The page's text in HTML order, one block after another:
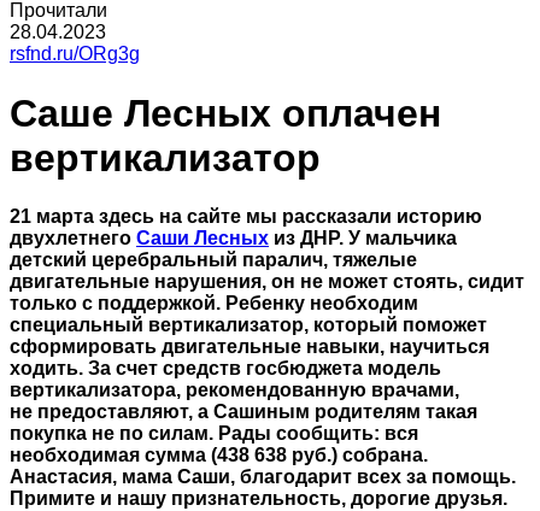
Прочитали
28.04.2023
rsfnd.ru/ORg3g
Саше Лесных оплачен
вертикализатор
21 марта здесь на сайте мы рассказали историю
двухлетнего Саши Лесных из ДНР. У мальчика
детский церебральный паралич, тяжелые
двигательные нарушения, он не может стоять, сидит
только с поддержкой. Ребенку необходим
специальный вертикализатор, который поможет
сформировать двигательные навыки, научиться
ходить. За счет средств госбюджета модель
вертикализатора, рекомендованную врачами,
не предоставляют, а Сашиным родителям такая
покупка не по силам. Рады сообщить: вся
необходимая сумма (438 638 руб.) собрана.
Анастасия, мама Саши, благодарит всех за помощь.
Примите и нашу признательность, дорогие друзья.